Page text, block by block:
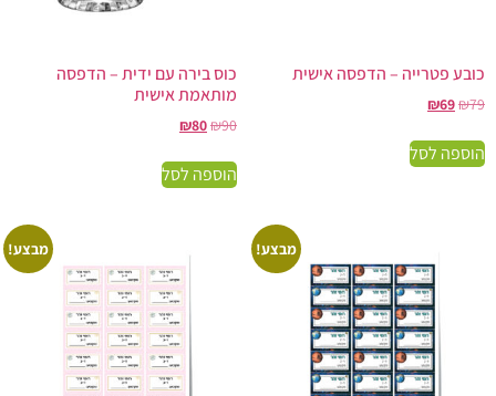
כובע פטרייה – הדפסה אישית
₪79
₪69
הוספה לסל
כוס בירה עם ידית – הדפסה
מותאמת אישית
₪90
₪80
הוספה לסל
מבצע! מבצע!